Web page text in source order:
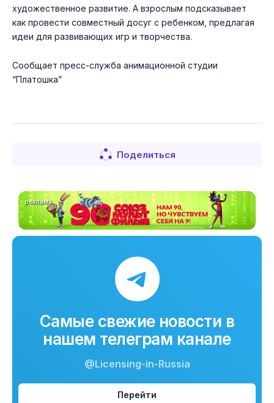
художественное развитие. А взрослым подсказывает
как провести совместный досуг с ребенком, предлагая
идеи для развивающих игр и творчества.
Сообщает пресс-служба анимационной студии
“Платошка”
Поделиться
реклама
Самые свежие новости в
нашем телеграм канале
@Licensing-in-Russia
Перейти